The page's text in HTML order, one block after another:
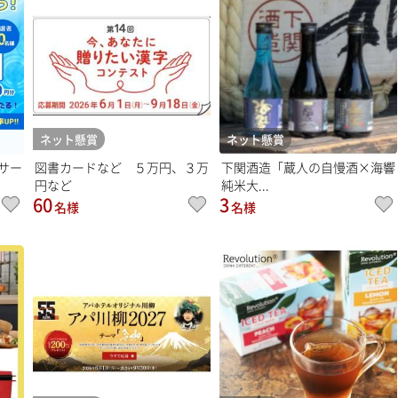
ー
ネット懸賞
図書カードなど ５万円、３万
円など
60名様
ネット懸賞
下関酒造「蔵人の自慢酒×海響
純米大...
3名様